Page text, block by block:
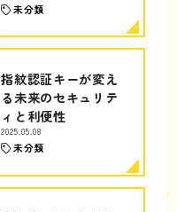
未分類
指紋認証キーが変え
る未来のセキュリテ
ィと利便性
2025.05.08
未分類